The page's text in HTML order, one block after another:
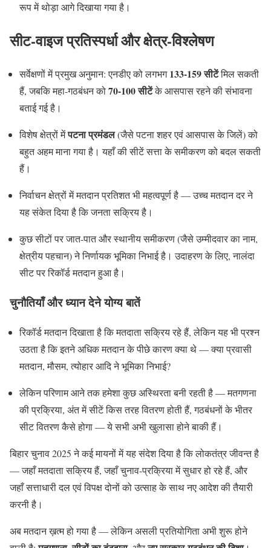
रूप में थोड़ा आगे दिखाया गया है।
सीट-वाइज प्रतिस्पर्धा और क्षेत्र-विश्लेषण
सर्वेक्षणों में प्रमुख अनुमान: एनडीए को लगभग133-159 सीटेंमिल सकती
हैं, जबकि महा-गठबंधन को70-100 सीटेंके आसपास रहने की संभावना
बताई गई है।
विशेष क्षेत्रों मेंपटना प्रमंडल(जैसे पटना शहर एवं आसपास के जिलें) को
बहुत अहम माना गया है। यहाँ की सीटें सत्ता के समीकरण को बदल सकती
हैं।
निर्वाचन क्षेत्रों में मतदान प्रतिशत भी महत्वपूर्ण है — उच्च मतदान दर ने
यह संकेत दिया है कि जनता सक्रिय है।
कुछ सीटों पर जात-पात और स्थानीय समीकरण (जैसे उम्मीदवार का नाम,
क्षेत्रीय पहचान) ने निर्णायक भूमिका निभाई है। उदाहरण के लिए, नालंदा
सीट पर रिकॉर्ड मतदान हुआ है।
चुनौतियाँ और ध्यान देने योग्य बातें
रिकॉर्ड मतदान दिखाता है कि मतदाता सक्रिय रहे हैं, लेकिन यह भी प्रश्न
उठता है कि इतने अधिक मतदान के पीछे कारण क्या थे — क्या प्रवासी
मतदान, मौसम, त्योहार आदि ने भूमिका निभाई?
लेकिन परिणाम आने तक हमेशा कुछ अस्थिरता बनी रहती है — मतगणना
की प्रक्रिया, अंत में सीटें किस तरह वितरण होती हैं, गठबंधनों के भीतर
सीट वितरण कैसे होगा — ये सभी अभी खुलासा होने बाकी हैं।
बिहार चुनाव 2025 ने कई मायनों में यह संदेश दिया है कि लोकतंत्र जीवन्त है
— जहाँ मतदाता सक्रिय हैं, जहाँ चुनाव-प्रक्रिया में सुधार हो रहे हैं, और
जहाँ सत्ताधारी दल एवं विपक्ष दोनों को उत्साह के साथ नए आदेश की तैयारी
करनी है।
अब मतदान ख़त्म हो गया है — लेकिन असली प्रतियोगिता अभी शुरू होने